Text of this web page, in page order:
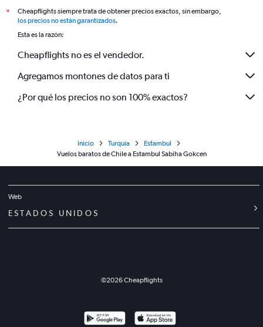
*
Cheapflights siempre trata de obtener precios exactos, sin embargo,
los precios no están garantizados.
Esta es la razón:
Cheapflights no es el vendedor.
Agregamos montones de datos para ti
¿Por qué los precios no son 100% exactos?
Inicio Turquía
Estambul
Vuelos baratos de Chile a Estambul Sabiha Gokcen
Web
ESTADOS UNIDOS
©2026Cheapflights